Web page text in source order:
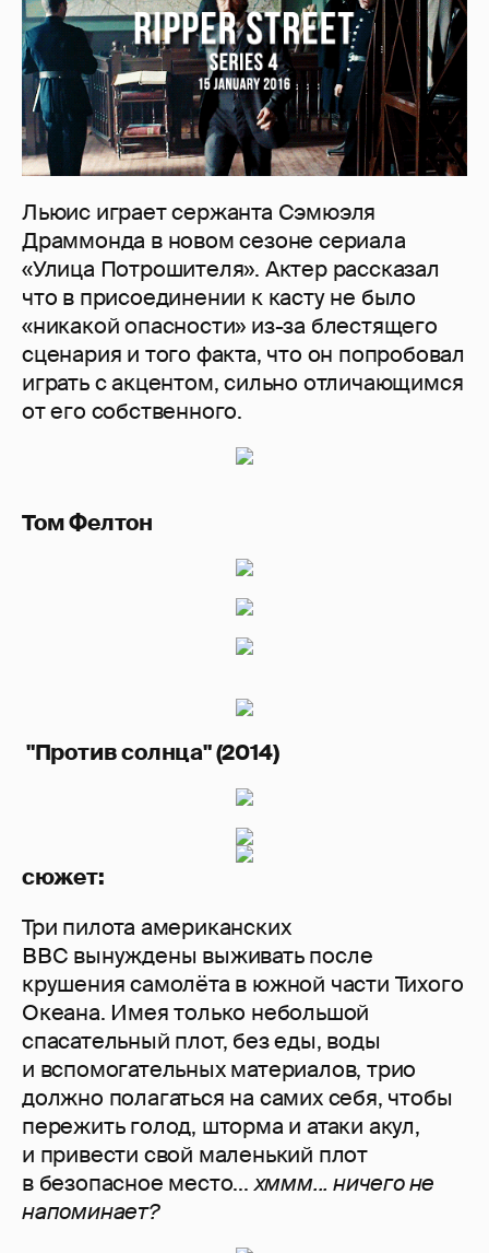
Льюис играет сержанта Сэмюэля
Драммонда в новом сезоне сериала
«Улица Потрошителя». Актер рассказал
что в присоединении к касту не было
«никакой опасности» из-за блестящего
сценария и того факта, что он попробовал
играть с акцентом, сильно отличающимся
от его собственного.
Том Фелтон
"Против солнца" (2014)
сюжет:
Три пилота американских
ВВС вынуждены выживать после
крушения самолёта в южной части Тихого
Океана. Имея только небольшой
спасательный плот, без еды, воды
и вспомогательных материалов, трио
должно полагаться на самих себя, чтобы
пережить голод, шторма и атаки акул,
и привести свой маленький плот
в безопасное место...хммм... ничего не
напоминает?